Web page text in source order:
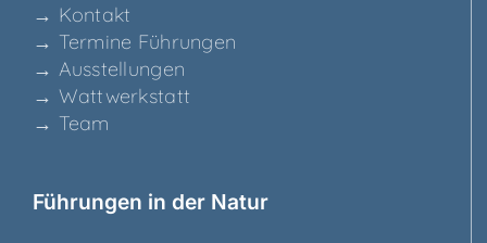
→ Kon­takt
→ Ter­mi­ne Führungen
→ Aus­stel­lun­gen
→ Watt­werk­statt
→ Team
Füh­run­gen in der Natur